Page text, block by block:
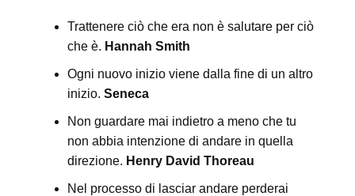
Trattenere ciò che era non è salutare per ciò
che è. Hannah Smith
Ogni nuovo inizio viene dalla fine di un altro
inizio. Seneca
Non guardare mai indietro a meno che tu
non abbia intenzione di andare in quella
direzione. Henry David Thoreau
Nel processo di lasciar andare perderai